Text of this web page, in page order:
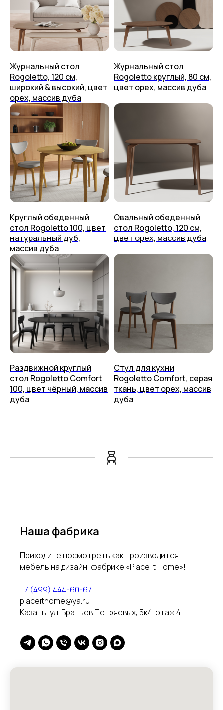
Журнальный стол
Rogoletto, 120 см,
широкий & высокий, цвет
орех, массив дуба
Журнальный стол
Rogoletto круглый, 80 см,
цвет орех, массив дуба
Круглый обеденный
стол Rogoletto 100, цвет
натуральный дуб,
массив дуба
Овальный обеденный
стол Rogoletto, 120 см,
цвет орех, массив дуба
Раздвижной круглый
стол Rogoletto Comfort
100, цвет чёрный, массив
дуба
Стул для кухни
Rogoletto Comfort, серая
ткань, цвет орех, массив
дуба
Наша фабрика
Приходите посмотреть как производится
мебель на дизайн-фабрике «Place it Home»!
+7 (499) 444-60-67
placeithome@ya.ru
Казань, ул. Братьев Петряевых, 5к4, этаж 4
ООО «ПЛЕЙС ИТ» 2023-2026 г.
КАЗАНЬ,
УЛ. БРАТЬЕВ ПЕТРЯЕВЫХ, 5, корп. 4
placeithome@ya.ru
Контакты
+7 (499) 444-60-67
Политика конфиденциальности
Мы на Яндекс Маркете
Техподдержка
Гарантия и уход
Доставка
Упаковка
Приём изделия
Способ оплаты
Тумбы
Полки
Стеллажи
Консоли